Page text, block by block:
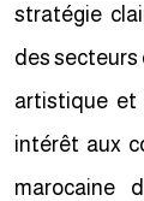
stratégie
des
artistique
intérêt aux
marocaine